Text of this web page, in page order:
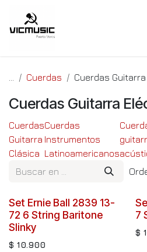
Cuerdas Cuerdas
Cuerdas Guitarra
Cuerdas
Guitarra
Clásica
Cuerdas
Instrumentos
Latinoamericanos
Set Ernie Ball 2839 13-
72 6 String Baritone
Slinky
$ 10.900
7
$